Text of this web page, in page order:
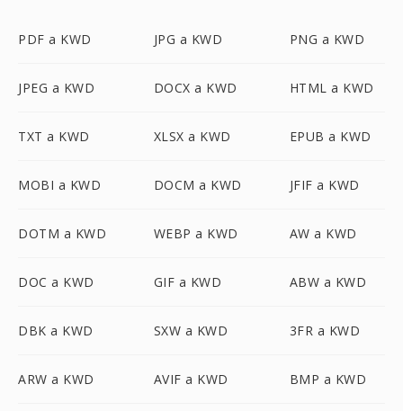
PDF a KWD JPG a KWD PNG a KWD
JPEG a KWD DOCX a KWD HTML a KWD
TXT a KWD XLSX a KWD EPUB a KWD
MOBI a KWD DOCM a KWD JFIF a KWD
DOTM a KWD WEBP a KWD AW a KWD
DOC a KWD GIF a KWD ABW a KWD
DBK a KWD SXW a KWD 3FR a KWD
ARW a KWD AVIF a KWD BMP a KWD